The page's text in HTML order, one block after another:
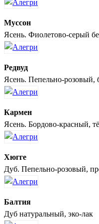
Муссон
Ясень. Фиолетово-серый
Редвуд
Ясень. Пепельно-розовый,
Кармен
Ясень. Бордово-красный,
Хюгге
Дуб. Пепельно-розовый,
Балтия
Дуб натуральный, эко-лак